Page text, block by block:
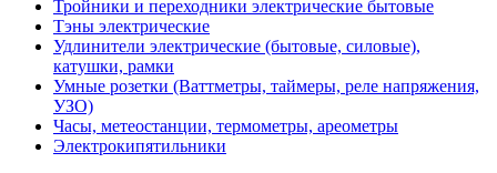
Тройники и переходники электрические бытовые
Тэны электрические
Удлинители электрические (бытовые, силовые),
катушки, рамки
Умные розетки (Ваттметры, таймеры, реле напряжения,
УЗО)
Часы, метеостанции, термометры, ареометры
Электрокипятильники